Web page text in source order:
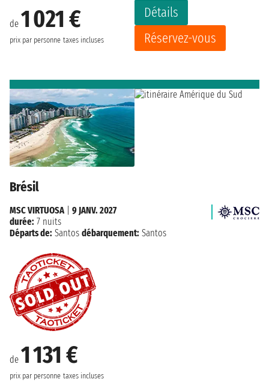
de 1 021 €
prix par personne taxes incluses
Détails
Réservez-vous
Brésil
de 1 131 €
prix par personne taxes incluses
MSC VIRTUOSA| 9 JANV. 2027
durée: 7 nuits
Départs de: Santos débarquement: Santos